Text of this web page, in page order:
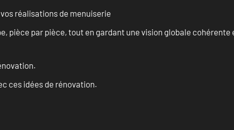
réalisations de menuiserie
pièce par pièce, tout en gardant une vision globale
ces idées de rénovation.